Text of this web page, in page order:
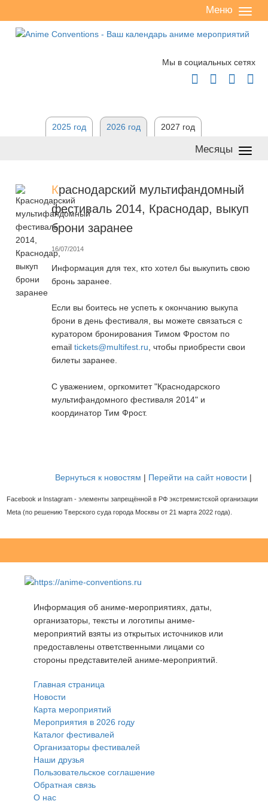
Меню
Мы в социальных сетях
   
2025 год 2026 год 2027 год
Месяцы
Краснодарский мультифандомный
фестиваль 2014, Краснодар, выкуп
брони заранее
16/07/2014
Информация для тех, кто хотел бы выкупить свою
бронь заранее.
Если вы боитесь не успеть к окончанию выкупа
брони в день фестиваля, вы можете связаться с
куратором бронирования Тимом Фростом по
emailtickets@multifest.ru , чтобы приобрести свои
билеты заранее.
С уважением, оргкомитет "Краснодарского
мультифандомного фестиваля 2014" и
координатор Тим Фрост.
Вернуться к новостям | Перейти на сайт новости |
Facebook и Instagram - элементы запрещённой в РФ экстремистской организации
Meta (по решению Тверского суда города Москвы от 21 марта 2022 года).
Информация об аниме-мероприятиях, даты,
организаторы, тексты и логотипы аниме-
мероприятий взяты из открытых источников или
предоставлены ответственными лицами со
стороны представителей аниме-мероприятий.
Главная страница
Новости
Карта мероприятий
Мероприятия в 2026 году
Каталог фестивалей
Организаторы фестивалей
Наши друзья
Пользовательское соглашение
Обратная связь
О нас